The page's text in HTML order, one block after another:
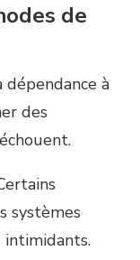
de
dépendance à
des
systèmes
intimidants.